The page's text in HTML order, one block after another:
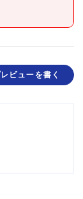
レビューを書く